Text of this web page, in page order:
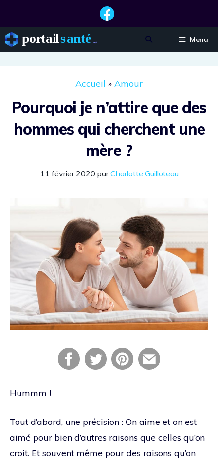
contenu
Menu
Accueil » Amour
Pourquoi je n’attire que des
hommes qui cherchent une
mère ?
11 février 2020 parCharlotte Guilloteau
Hummm !
Tout d’abord, une précision : On aime et on est
aimé pour bien d’autres raisons que celles qu’on
croit. Et souvent même pour des raisons qu’on